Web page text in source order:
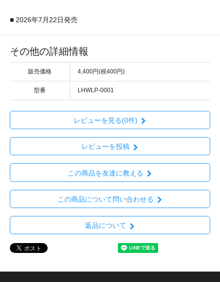
■ 2026年7月22日発売
その他の詳細情報
販売価格 4,400円(税400円)
型番 LHWLP-0001
レビューを見る(0件)
レビューを投稿
この商品を友達に教える
この商品について問い合わせる
返品について